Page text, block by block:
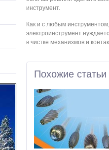
инструмент.
Как и с любым
электроинструмент
в чистке механизмов и
Похожие статьи